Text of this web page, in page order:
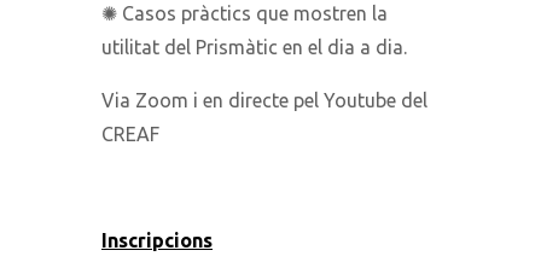
✺ Casos pràctics que mostren la
utilitat del Prismàtic en el dia a dia.
Via Zoom i en directe pel Youtube del
CREAF
Inscripcions